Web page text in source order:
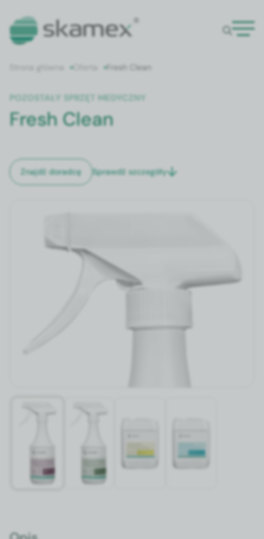
Oferta Fresh Clean
POZOSTAŁY SPRZĘT MEDYCZNY
Fresh Clean
Znajdź doradcę Sprawdź szczegóły